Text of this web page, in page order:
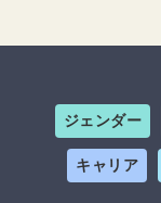
ジェンダー
キャリア